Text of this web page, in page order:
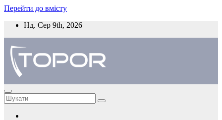
Перейти до вмісту
Нд. Сер 9th, 2026